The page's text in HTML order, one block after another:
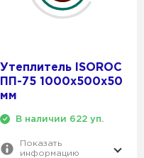
Утеплитель ISOROC
ПП-75 1000х500х50
мм
В наличии 622 уп.
Показать
информацию